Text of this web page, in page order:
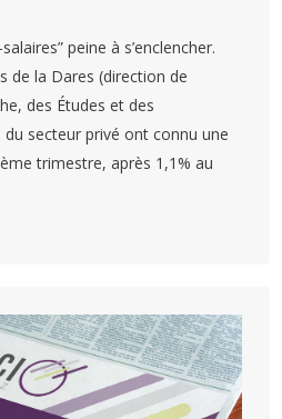
peine à s’enclencher.
de la Dares (direction de
des Études et des
secteur privé ont connu une
trimestre, après 1,1% au